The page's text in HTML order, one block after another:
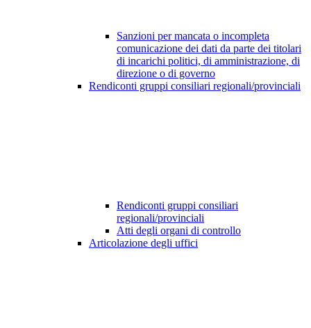
Sanzioni per mancata o incompleta
comunicazione dei dati da parte dei titolari
di incarichi politici, di amministrazione, di
direzione o di governo
Rendiconti gruppi consiliari regionali/provinciali
Rendiconti gruppi consiliari
regionali/provinciali
Atti degli organi di controllo
Articolazione degli uffici